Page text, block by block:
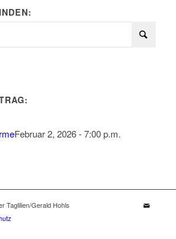
Februar 2, 2026 - 7:00 p.m.
Taglilien/Gerald Hohls